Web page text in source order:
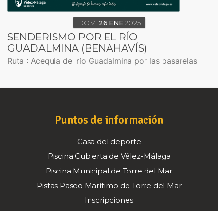
DOM 26 ENE 2025
SENDERISMO POR EL RÍO
GUADALMINA (BENAHAVÍS)
Ruta : Acequia del río Guadalmina por las pasarelas
Puntos de información
Casa del deporte
Piscina Cubierta de Vélez-Málaga
Piscina Municipal de Torre del Mar
Pistas Paseo Marítimo de Torre del Mar
Inscripciones